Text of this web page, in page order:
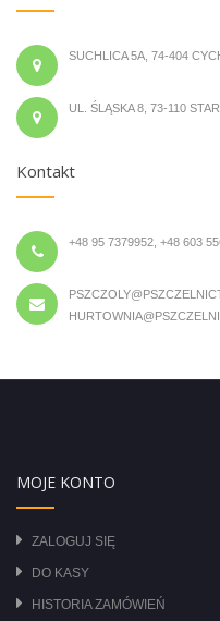
SUCHLICA 5A, 74-404
UL. ŚLĄSKA 8, 73-110
Kontakt
+48 95 7379952, +48 603
MOJE KONTO
ZALOGUJ SIĘ
DO KASY
HISTORIA ZAMÓWIEŃ